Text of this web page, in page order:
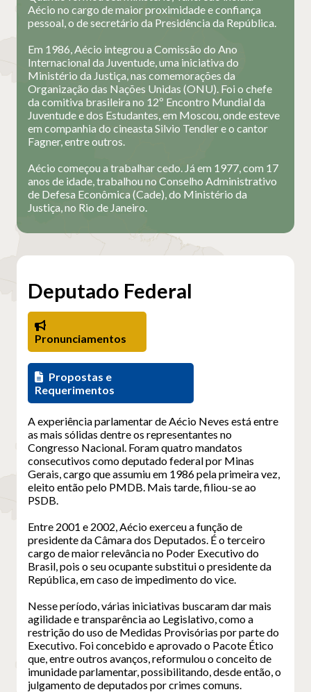
Aécio no cargo de maior proximidade e confiança
pessoal, o de secretário da Presidência da República.
Em 1986, Aécio integrou a Comissão do Ano
Internacional da Juventude, uma iniciativa do
Ministério da Justiça, nas comemorações da
Organização das Nações Unidas (ONU). Foi o chefe
da comitiva brasileira no 12º Encontro Mundial da
Juventude e dos Estudantes, em Moscou, onde esteve
em companhia do cineasta Silvio Tendler e o cantor
Fagner, entre outros.
Aécio começou a trabalhar cedo. Já em 1977, com 17
anos de idade, trabalhou no Conselho Administrativo
de Defesa Econômica (Cade), do Ministério da
Justiça, no Rio de Janeiro.
Deputado Federal
Pronunciamentos
Propostas e
Requerimentos
A experiência parlamentar de Aécio Neves está entre
as mais sólidas dentre os representantes no
Congresso Nacional. Foram quatro mandatos
consecutivos como deputado federal por Minas
Gerais, cargo que assumiu em 1986 pela primeira vez,
eleito então pelo PMDB. Mais tarde, filiou-se ao
PSDB.
Entre 2001 e 2002, Aécio exerceu a função de
presidente da Câmara dos Deputados. É o terceiro
cargo de maior relevância no Poder Executivo do
Brasil, pois o seu ocupante substitui o presidente da
República, em caso de impedimento do vice.
Nesse período, várias iniciativas buscaram dar mais
agilidade e transparência ao Legislativo, como a
restrição do uso de Medidas Provisórias por parte do
Executivo. Foi concebido e aprovado o Pacote Ético
que, entre outros avanços, reformulou o conceito de
imunidade parlamentar, possibilitando, desde então, o
julgamento de deputados por crimes comuns.